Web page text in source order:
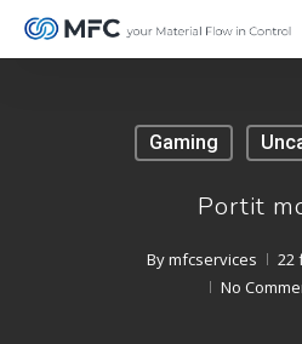
Skip
Gaming
Portit
Bymfcservices
22
No